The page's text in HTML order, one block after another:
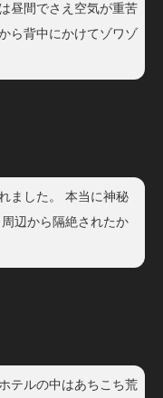
昼間でさえ空気が重苦
ら背中にかけてゾワゾ
ました。 本当に神秘
辺から隔絶されたか
テルの中はあちこち荒